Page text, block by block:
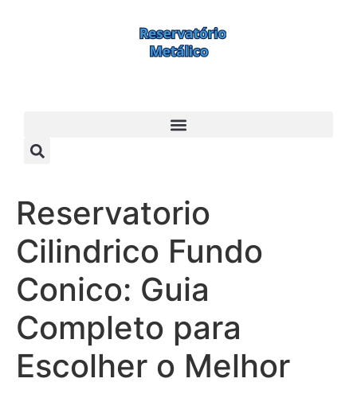
Reservatorio
Cilindrico Fundo
Conico: Guia
Completo para
Escolher o Melhor